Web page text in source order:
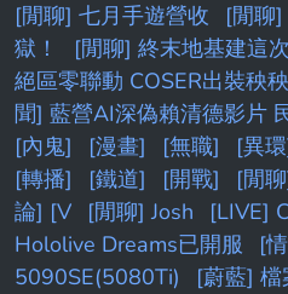
[閒聊] 七月手遊營收
[閒聊
獄！
[閒聊] 終末地基建這
絕區零聯動 COSER出裝秧
聞] 藍營AI深偽賴清德影片
[內鬼]
[漫畫] [無職] [異
[轉播]
[鐵道] [開戰] [閒
論] [V
[閒聊] Josh [LIVE]
Hololive Dreams已開服
[
5090SE(5080Ti)
[蔚藍]